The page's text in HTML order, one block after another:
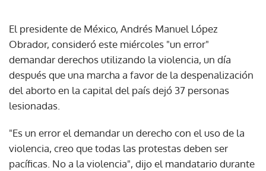
El presidente de México, Andrés Manuel López
Obrador, consideró este miércoles "un error"
demandar derechos utilizando la violencia, un día
después que una marcha a favor de la despenalización
del aborto en la capital del país dejó 37 personas
lesionadas.
"Es un error el demandar un derecho con el uso de la
violencia, creo que todas las protestas deben ser
pacíficas. No a la violencia", dijo el mandatario durante